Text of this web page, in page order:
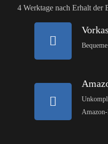
4 Werktage nach Erhalt der